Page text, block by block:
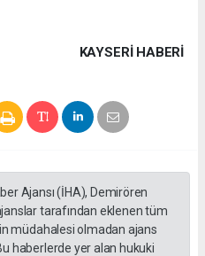
KAYSERI HABERİ
Ajansı (İHA), Demirören
tarafından eklenen tüm
müdahalesi olmadan ajans
haberlerde yer alan hukuki